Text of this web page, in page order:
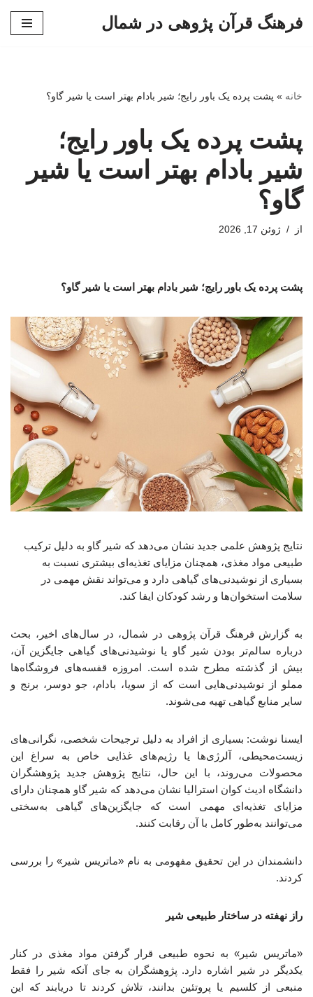
فرهنگ قرآن پژوهی در شمال
خانه » پشت پرده یک باور رایج؛ شیر بادام بهتر است یا شیر گاو؟
پشت پرده یک باور رایج؛
شیر بادام بهتر است یا شیر
گاو؟
از ژوئن 17, 2026
پشت پرده یک باور رایج؛ شیر بادام بهتر است یا شیر گاو؟
نتایج پژوهش علمی جدید نشان می‌دهد که شیر گاو به دلیل ترکیب
طبیعی مواد مغذی، همچنان مزایای تغذیه‌ای بیشتری نسبت به
بسیاری از نوشیدنی‌های گیاهی دارد و می‌تواند نقش مهمی در
سلامت استخوان‌ها و رشد کودکان ایفا کند.
به گزارش فرهنگ قرآن پژوهی در شمال، در سال‌های اخیر، بحث
درباره سالم‌تر بودن شیر گاو یا نوشیدنی‌های گیاهی جایگزین آن،
بیش از گذشته مطرح شده است. امروزه قفسه‌های فروشگاه‌ها
مملو از نوشیدنی‌هایی است که از سویا، بادام، جو دوسر، برنج و
سایر منابع گیاهی تهیه می‌شوند.
ایسنا نوشت: بسیاری از افراد به دلیل ترجیحات شخصی، نگرانی‌های
زیست‌محیطی، آلرژی‌ها یا رژیم‌های غذایی خاص به سراغ این
محصولات می‌روند، با این حال، نتایج پژوهش جدید پژوهشگران
دانشگاه ادیث کوان استرالیا نشان می‌دهد که شیر گاو همچنان دارای
مزایای تغذیه‌ای مهمی است که جایگزین‌های گیاهی به‌سختی
می‌توانند به‌طور کامل با آن رقابت کنند.
دانشمندان در این تحقیق مفهومی به نام «ماتریس شیر» را بررسی
کردند.
راز نهفته در ساختار طبیعی شیر
«ماتریس شیر» به نحوه طبیعی قرار گرفتن مواد مغذی در کنار
یکدیگر در شیر اشاره دارد. پژوهشگران به جای آنکه شیر را فقط
منبعی از کلسیم یا پروتئین بدانند، تلاش کردند تا دریابند که این